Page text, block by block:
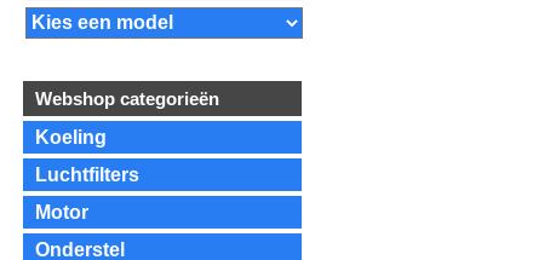
Webshop categorieën
Koeling
Luchtfilters
Motor
Onderstel